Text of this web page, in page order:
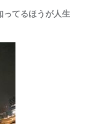
ってるほうが人生